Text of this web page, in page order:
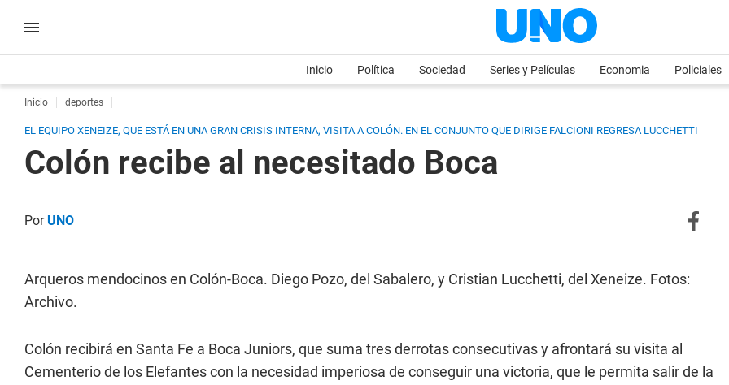
Inicio Política Sociedad Series y Películas Economia Policiales
Inicio deportes
EL EQUIPO XENEIZE, QUE ESTÁ EN UNA GRAN CRISIS INTERNA, VISITA A COLÓN. EN EL CONJUNTO QUE DIRIGE FALCIONI REGRESA LUCCHETTI
Colón recibe al necesitado Boca
PorUNO
Arqueros mendocinos en Colón-Boca. Diego Pozo, del Sabalero, y Cristian Lucchetti, del Xeneize. Fotos:
Archivo.
Colón recibirá en Santa Fe a Boca Juniors, que suma tres derrotas consecutivas y afrontará su visita al
Cementerio de los Elefantes con la necesidad imperiosa de conseguir una victoria, que le permita salir de la